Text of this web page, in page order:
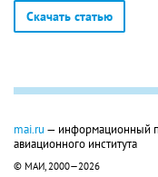
Скачать статью
mai.ru — информационный
авиационного института
© МАИ, 2000—2026